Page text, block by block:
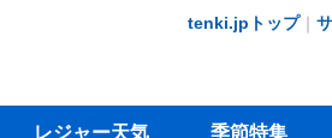
tenki.jpトップ｜
レジャー天気 季節特集